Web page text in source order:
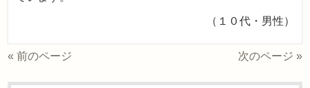
（１０代・男性）
« 前のページ 次のページ »